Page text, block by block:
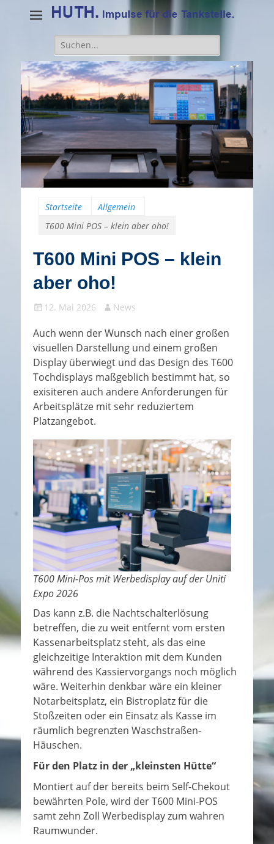
Suche
für:
Startseite
Allgemein
T600 Mini POS – klein aber oho!
T600 Mini POS – klein
aber oho!
Gepostet
12. Mai 2026 AutorNews
Auch wenn der Wunsch nach einer großen
visuellen Darstellung und einem großen
Display überwiegt und das Design des T600
Tochdisplays maßgeblich bestimmt hat, so
exisiteren auch andere Anforderungen für
Arbeitsplätze mit sehr reduziertem
Platzangebot.
T600 Mini-Pos mit Werbedisplay auf der Uniti
Expo 2026
Das kann z.B. die Nachtschalterlösung
betreffen, die zu weit entfernt vom ersten
Kassenarbeitsplatz steht, als das eine
gleichzeitige Interaktion mit dem Kunden
während des Kassiervorgangs noch möglich
wäre. Weiterhin denkbar wäre ein kleiner
Notarbeitsplatz, ein Bistroplatz für die
Stoßzeiten oder ein Einsatz als Kasse im
räumlich begrenzten Waschstraßen-
Häuschen.
Für den Platz in der „kleinsten Hütte“
Montiert auf der bereits beim Self-Chekout
bewährten Pole, wird der T600 Mini-POS
samt zehn Zoll Werbedisplay zum wahren
Raumwunder.